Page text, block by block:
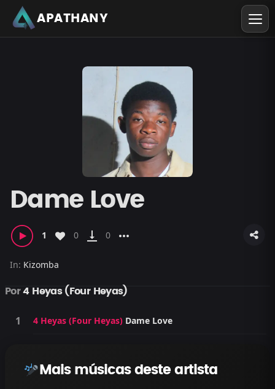
APATHANY
Dame Love
1 0 vertical_align_bottom 0 more_horiz
In: Kizomba
Por 4 Heyas (Four Heyas)
4 Heyas (Four Heyas) Dame Love
Mais músicas deste artista